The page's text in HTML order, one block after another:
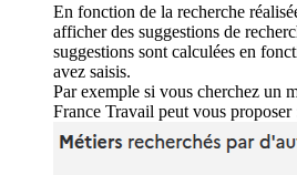
En fonction de la recherche
afficher des suggestions de
suggestions sont calculées en
avez saisis.
Par exemple si vous cherchez un
France Travail peut vous proposer